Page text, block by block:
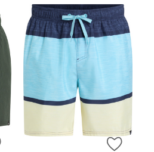
ZUR WUNSCHLISTE HINZUFÜGEN
ZUR